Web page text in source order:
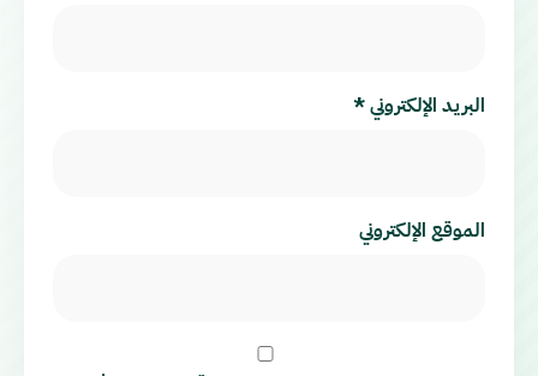
البريد الإلكتروني*
الموقع الإلكتروني